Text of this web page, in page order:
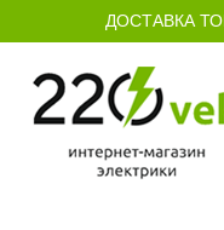
ДОСТАВКА